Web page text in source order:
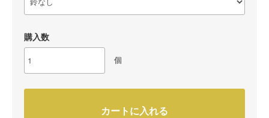
購入数
個
カートに入れる